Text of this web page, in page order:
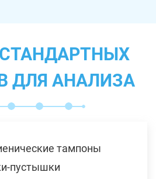
ДЛЯ АНАЛИЗА
тампоны
пустышки